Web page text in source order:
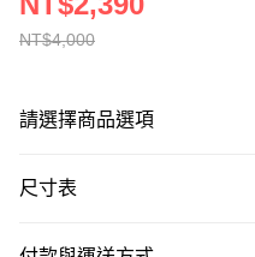
NT$4,000
請選擇商品選項
尺寸表